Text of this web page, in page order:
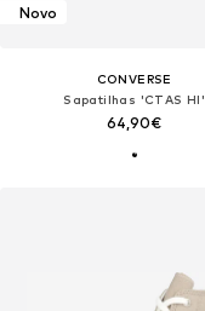
Novo
CONVERSE
Sapatilhas 'CTAS HI'
64,90€